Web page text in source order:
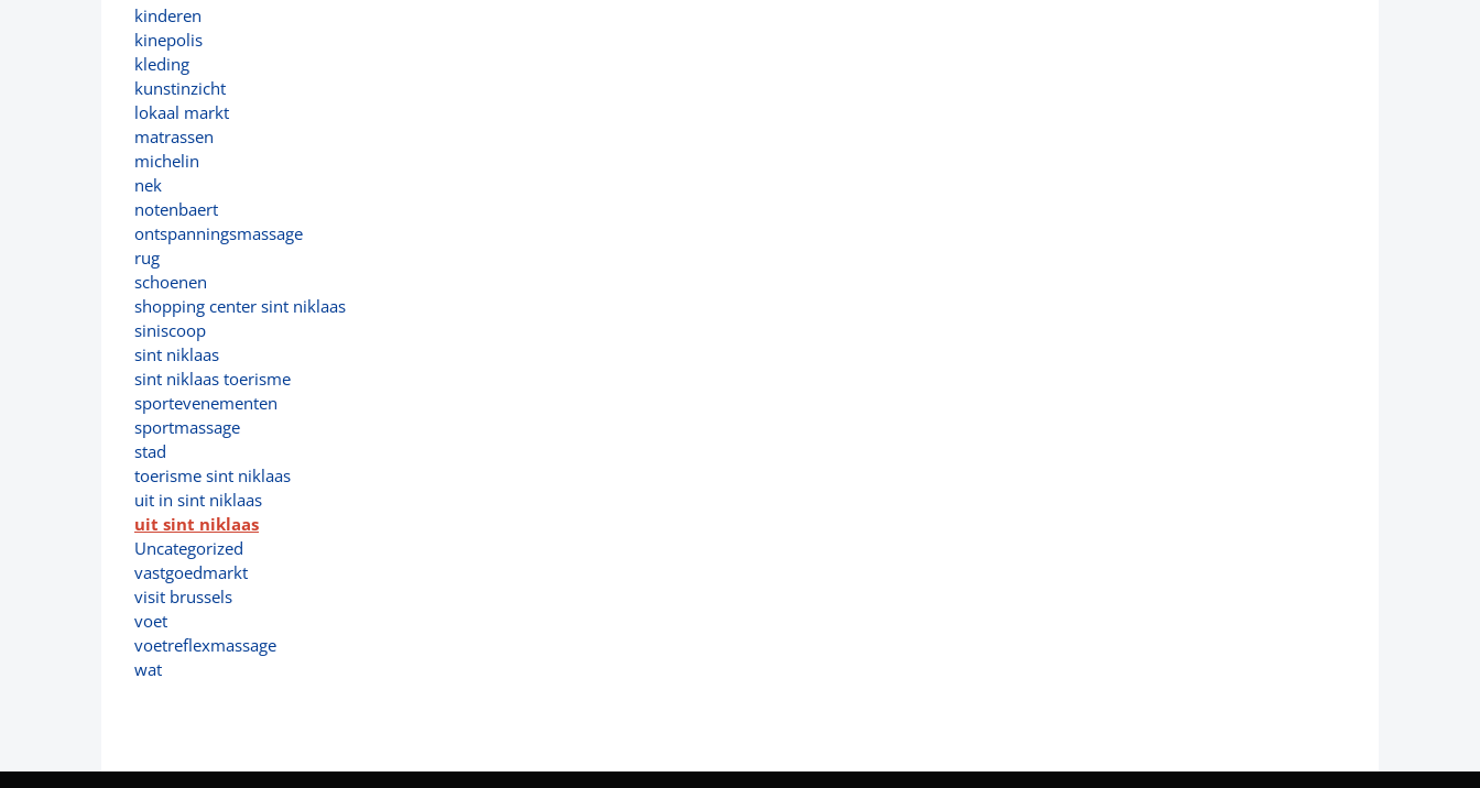
kinderen
kinepolis
kleding
kunstinzicht
lokaal markt
matrassen
michelin
nek
notenbaert
ontspanningsmassage
rug
schoenen
shopping center sint niklaas
siniscoop
sint niklaas
sint niklaas toerisme
sportevenementen
sportmassage
stad
toerisme sint niklaas
uit in sint niklaas
uit sint niklaas
Uncategorized
vastgoedmarkt
visit brussels
voet
voetreflexmassage
wat